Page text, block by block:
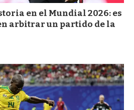
en el Mundial 2026: es
arbitrar un partido de la